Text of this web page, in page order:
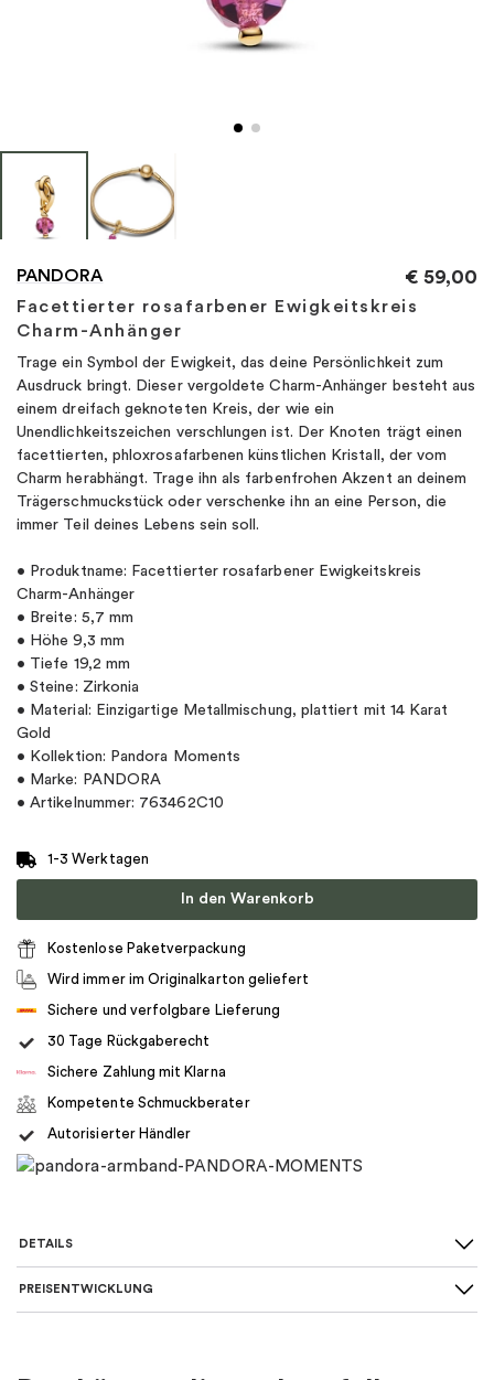
PANDORA
Facettierter rosafarbener Ewigkeitskreis
Charm-Anhänger
€ 59,00
Trage ein Symbol der Ewigkeit, das deine Persönlichkeit zum
Ausdruck bringt. Dieser vergoldete Charm-Anhänger besteht aus
einem dreifach geknoteten Kreis, der wie ein
Unendlichkeitszeichen verschlungen ist. Der Knoten trägt einen
facettierten, phloxrosafarbenen künstlichen Kristall, der vom
Charm herabhängt. Trage ihn als farbenfrohen Akzent an deinem
Trägerschmuckstück oder verschenke ihn an eine Person, die
immer Teil deines Lebens sein soll.
• Produktname: Facettierter rosafarbener Ewigkeitskreis
Charm-Anhänger
• Breite: 5,7 mm
• Höhe 9,3 mm
• Tiefe 19,2 mm
• Steine: Zirkonia
• Material: Einzigartige Metallmischung, plattiert mit 14 Karat
Gold
• Kollektion: Pandora Moments
• Marke: PANDORA
• Artikelnummer: 763462C10
1-3 Werktagen
In den Warenkorb
Kostenlose Paketverpackung
Wird immer im Originalkarton geliefert
Sichere und verfolgbare Lieferung
30 Tage Rückgaberecht
Sichere Zahlung mit Klarna
Kompetente Schmuckberater
Autorisierter Händler
DETAILS
Für wen:
PREISENTWICKLUNG